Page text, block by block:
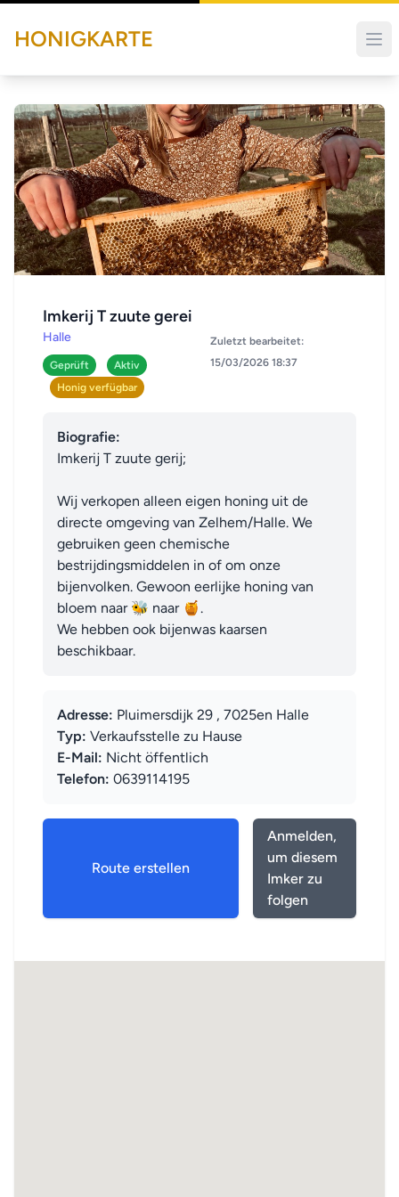
HONIGKARTE
Imkerij T zuute gerei
Halle
Geprüft
Aktiv
Honig verfügbar
Zuletzt bearbeitet:
15/03/2026 18:37
Biografie:
Imkerij T zuute gerij;
Wij verkopen alleen eigen honing uit de
directe omgeving van Zelhem/Halle. We
gebruiken geen chemische
bestrijdingsmiddelen in of om onze
bijenvolken. Gewoon eerlijke honing van
bloem naar 🐝 naar 🍯.
We hebben ook bijenwas kaarsen
beschikbaar.
Adresse: Pluimersdijk 29 , 7025en Halle
Typ: Verkaufsstelle zu Hause
E-Mail: Nicht öffentlich
Telefon: 0639114195
Route erstellen
Anmelden,
um diesem
Imker zu
folgen